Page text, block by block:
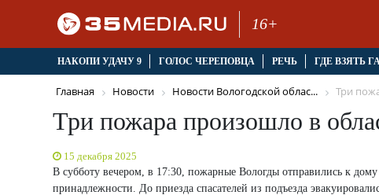
16+
НАКОПИ УДАЧУ 9 ГОЛОС ЧЕРЕПОВЦА РЕЧЬ ГДЕ ВЗЯТЬ
Главная Новости Новости Вологодской облас... Три
Три пожара произошло в
15 декабря 2025
В субботу вечером, в 17:30, пожарные Вологды отправились к
принадлежности. До приезда спасателей из подъезда